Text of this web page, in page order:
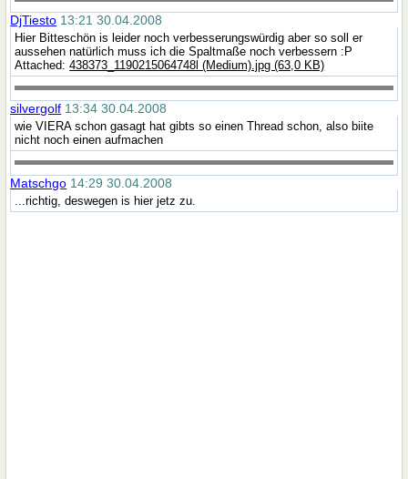
DjTiesto 13:21 30.04.2008
Hier Bitteschön is leider noch verbesserungswürdig aber so soll er
aussehen natürlich muss ich die Spaltmaße noch verbessern :P
Attached:438373_1190215064748l (Medium).jpg (63,0 KB)
silvergolf 13:34 30.04.2008
wie VIERA schon gasagt hat gibts so einen Thread schon, also biite
nicht noch einen aufmachen
Matschgo 14:29 30.04.2008
...richtig, deswegen is hier jetz zu.